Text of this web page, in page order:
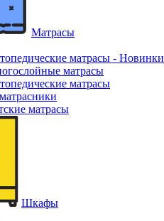
Матрасы
матрасы - Новинки
матрасы
матрасы
матрасы
Шкафы